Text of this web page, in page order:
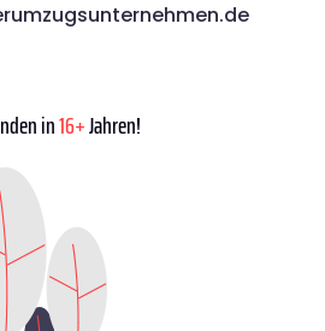
in16+Jahren!